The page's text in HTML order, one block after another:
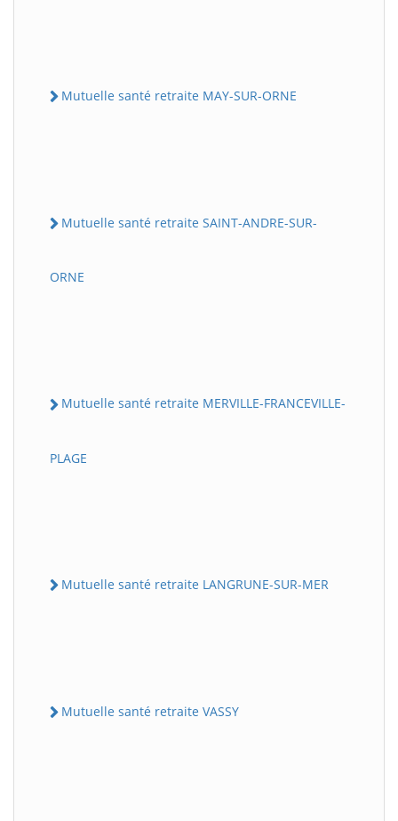
Mutuelle santé retraite MAY-SUR-ORNE
Mutuelle santé retraite SAINT-ANDRE-SUR-
ORNE
Mutuelle santé retraite MERVILLE-FRANCEVILLE-
PLAGE
Mutuelle santé retraite LANGRUNE-SUR-MER
Mutuelle santé retraite VASSY